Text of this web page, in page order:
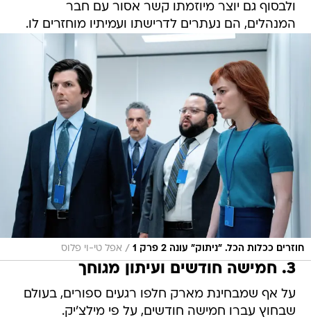
ולבסוף גם יוצר מיוזמתו קשר אסור עם חבר
המנהלים, הם נעתרים לדרישתו ועמיתיו מוחזרים לו.
חוזרים ככלות הכל. "ניתוק" עונה 2 פרק 1 / אפל טי-וי פלוס
3. חמישה חודשים ועיתון מגוחך
על אף שמבחינת מארק חלפו רגעים ספורים, בעולם
שבחוץ עברו חמישה חודשים, על פי מילצ'יק.